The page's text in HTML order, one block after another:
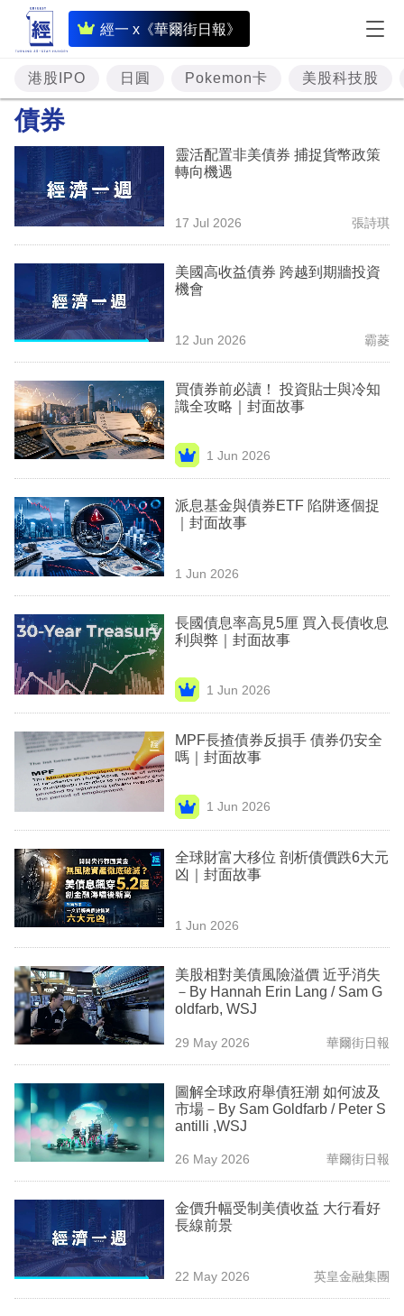
經一 x《華爾街日報》
即
時
財
經
題
投
資
樓
市
理
商
業
科
技
職
場
生
時
事
欄
訂
閱
區
港股IPO 日圓 Pokemon卡 美股科技股
債券
靈活配置非美債券 捕捉貨幣政策
轉向機遇
17 Jul 2026 張詩琪
美國高收益債券 跨越到期牆投資
機會
12 Jun 2026 霸菱
買債券前必讀！ 投資貼士與冷知
識全攻略｜封面故事
1 Jun 2026
派息基金與債券ETF 陷阱逐個捉
｜封面故事
1 Jun 2026
長國債息率高見5厘 買入長債收息
利與弊｜封面故事
1 Jun 2026
MPF長揸債券反損手 債券仍安全
嗎｜封面故事
1 Jun 2026
全球財富大移位 剖析債價跌6大元
凶｜封面故事
1 Jun 2026
美股相對美債風險溢價 近乎消失
－By Hannah Erin Lang / Sam G
oldfarb, WSJ
29 May 2026 華爾街日報
圖解全球政府舉債狂潮 如何波及
市場－By Sam Goldfarb / Peter S
antilli ,WSJ
26 May 2026 華爾街日報
金價升幅受制美債收益 大行看好
長線前景
22 May 2026 英皇金融集團